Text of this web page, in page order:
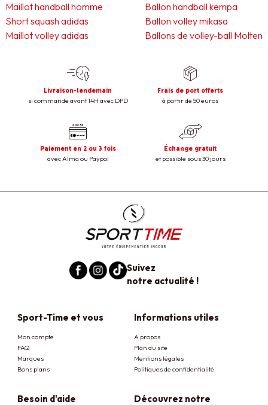
Maillot handball homme
Short squash adidas
Maillot volley adidas
Ballon handball kempa
Ballon volley mikasa
Ballons de volley-ball Molten
Livraison-lendemain
si commande avant 14H avec DPD
Frais de port offerts
à partir de 50 euros
Paiement en 2 ou 3 fois
avec Alma ou Paypal
Échange gratuit
et possible sous 30 jours
Suivez
notre actualité !
Sport-Time et vous
Mon compte
FAQ
Marques
Bons plans
Informations utiles
A propos
Plan du site
Mentions légales
Politiques de confidentialité
Besoin d'aide
Découvrez notre